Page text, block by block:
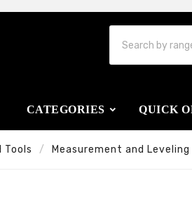
CATEGORIES QUICK
Tools Measurement and Leveling